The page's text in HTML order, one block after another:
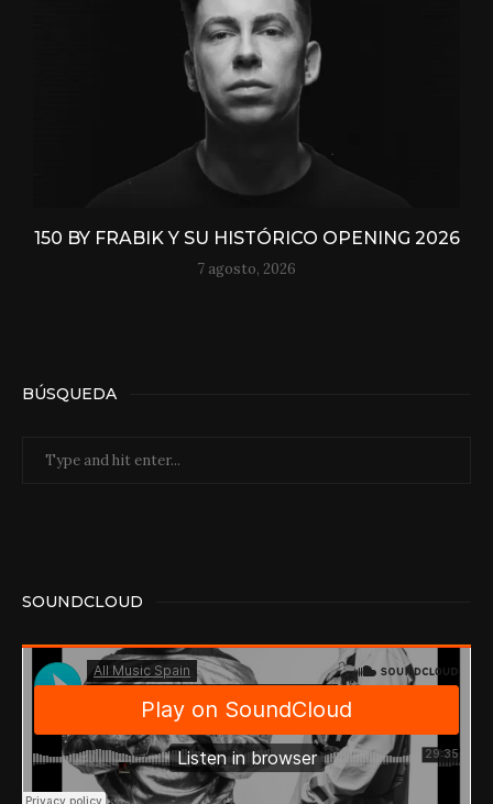
150 BY FRABIK Y SU HISTÓRICO OPENING 2026
7 agosto, 2026
BÚSQUEDA
SOUNDCLOUD